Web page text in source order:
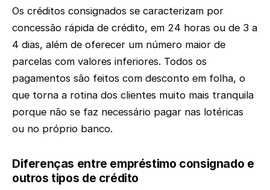
Os créditos consignados se caracterizam por
concessão rápida de crédito, em 24 horas ou de 3 a
4 dias, além de oferecer um número maior de
parcelas com valores inferiores. Todos os
pagamentos são feitos com desconto em folha, o
que torna a rotina dos clientes muito mais tranquila
porque não se faz necessário pagar nas lotéricas
ou no próprio banco.
Diferenças entre empréstimo consignado e
outros tipos de crédito